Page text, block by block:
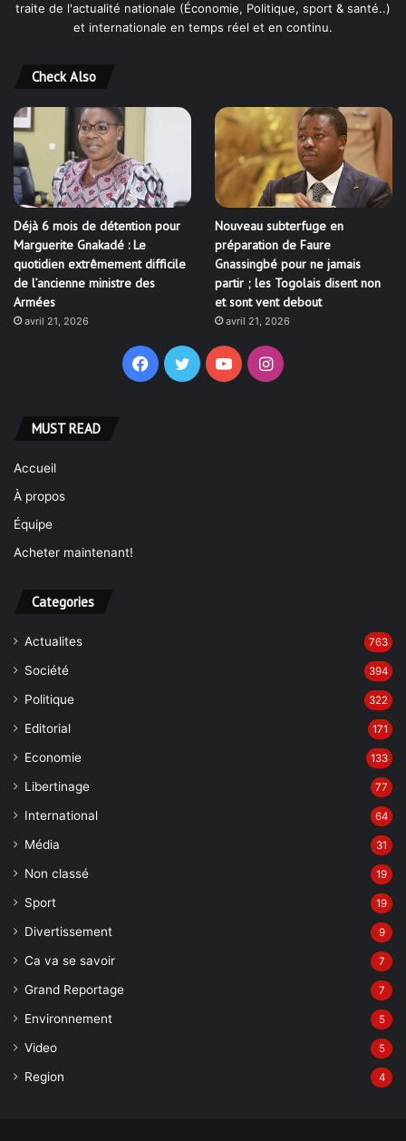
traite de l'actualité nationale (Économie, Politique, sport & santé..)
et internationale en temps réel et en continu.
Check Also
Déjà 6 mois de détention pour
Marguerite Gnakadé : Le
quotidien extrêmement difficile
de l’ancienne ministre des
Armées
avril 21, 2026
Nouveau subterfuge en
préparation de Faure
Gnassingbé pour ne jamais
partir ; les Togolais disent non
et sont vent debout
avril 21, 2026
Facebook
TwitterYouTubeInstagram
MUST READ
Accueil
À propos
Équipe
Acheter maintenant!
Categories
Actualites 763
Société 394
Politique 322
Editorial 171
Economie 133
Libertinage 77
International 64
Média 31
Non classé 19
Sport 19
Divertissement 9
Ca va se savoir 7
Grand Reportage 7
Environnement 5
Video 5
Region 4